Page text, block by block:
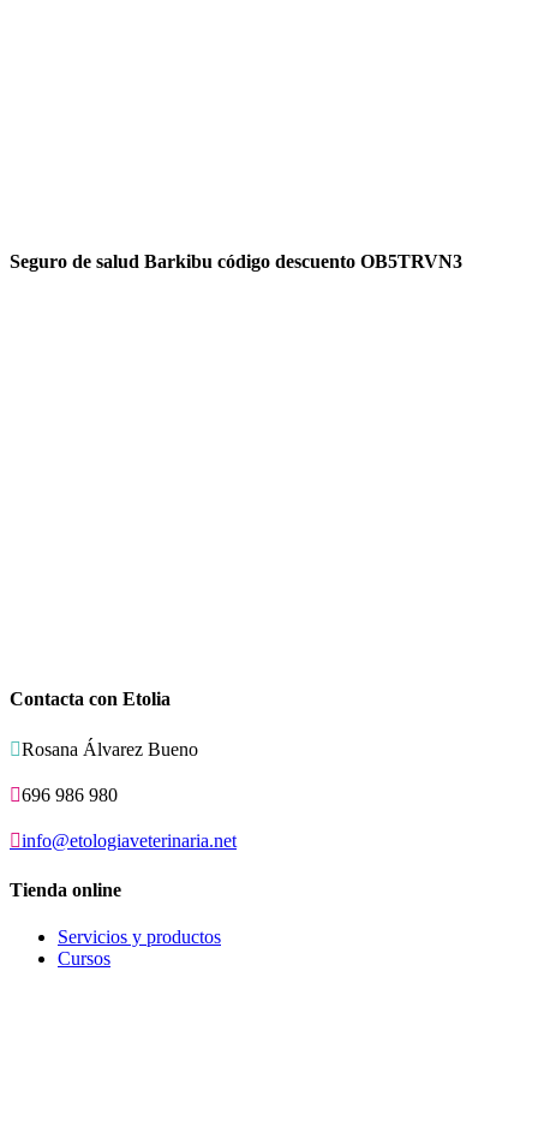
Seguro de salud Barkibu código descuento OB5TRVN3
Contacta con Etolia
Rosana Álvarez Bueno
696 986 980
info@etologiaveterinaria.net
Tienda online
Servicios y productos
Cursos